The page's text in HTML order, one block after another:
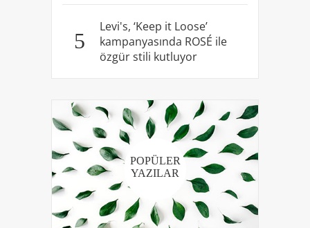
5
Levi's, ‘Keep it Loose’
kampanyasında ROSÉ ile
özgür stili kutluyor
POPÜLER
YAZILAR